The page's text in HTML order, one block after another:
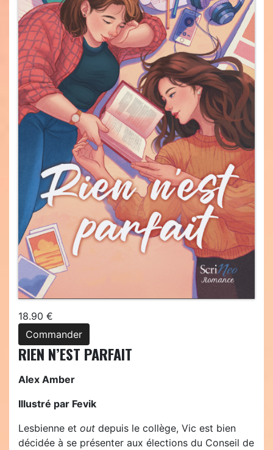
18.90 €
Commander
RIEN N’EST PARFAIT
Alex Amber
Illustré par Fevik
Lesbienne et out depuis le collège, Vic est bien
décidée à se présenter aux élections du Conseil de